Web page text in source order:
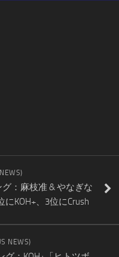
：麻枝准 & やなぎな
にKOH+、3位にCrush
NEWS)